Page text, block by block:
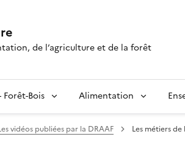
de l’agriculture et de la forêt
Bois Alimentation
vidéos publiées par la DRAAF Les métiers